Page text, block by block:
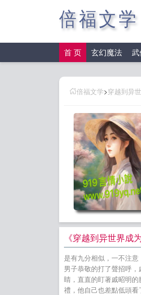
倍福文学
首 页 玄幻魔法
倍福文学>穿越到异
《穿越到异世界成
是有九分相似，一不注
男子恭敬的打了聲招呼
睛，直直的盯著戚昭明
禮，他自己也差點低頭